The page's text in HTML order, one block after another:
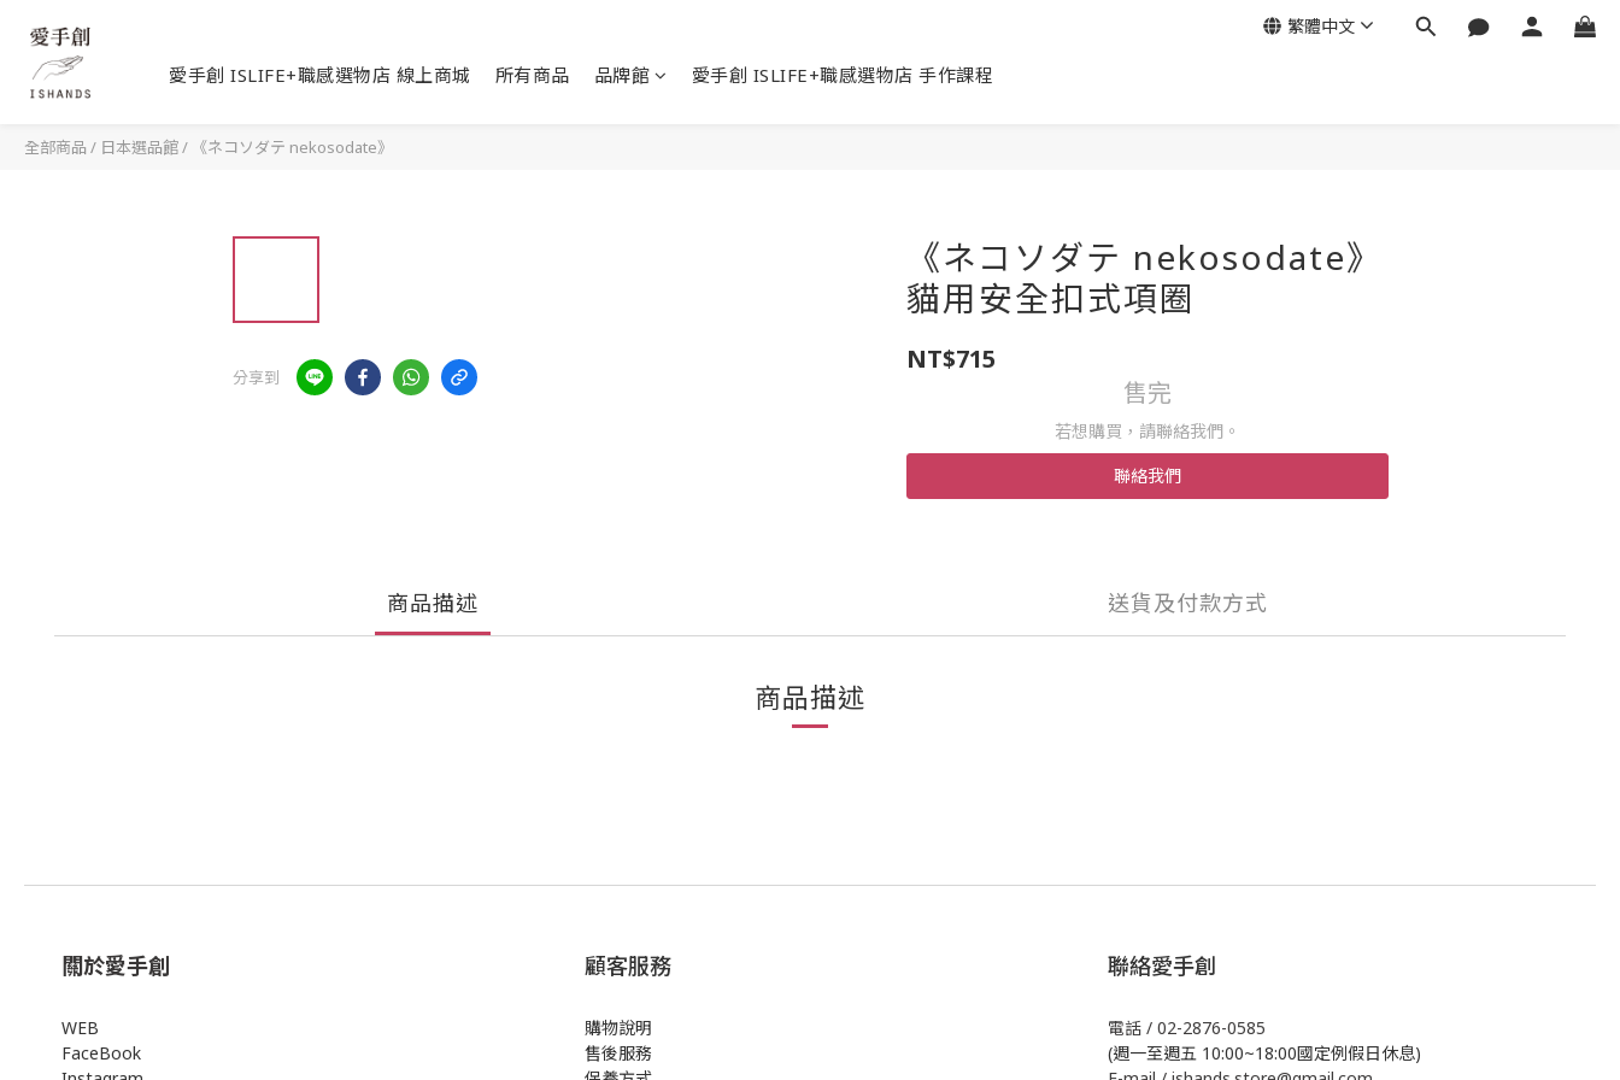
愛手創 ISLIFE+職感選物店 線上商城 所有商品 品牌館 愛手創 ISLIFE+職感選物店 手作課程
繁體中文
全部商品 / 日本選品館/ 《ネコソダテ nekosodate》
分享到
《ネコソダテ nekosodate》
貓用安全扣式項圈
NT$715
售完
若想購買，請聯絡我們。
聯絡我們
商品描述 送貨及付款方式
商品描述
關於愛手創
WEB
FaceBook
顧客服務
購物說明
售後服務
聯絡愛手創
電話 / 02-2876-0585
(週一至週五 10:00~18:00國定例假日休息)